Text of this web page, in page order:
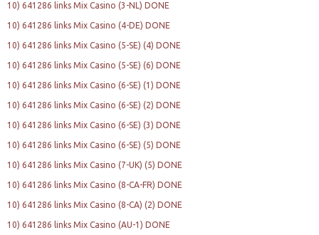
10) 641286 links Mix Casino (3-NL) DONE
10) 641286 links Mix Casino (4-DE) DONE
10) 641286 links Mix Casino (5-SE) (4) DONE
10) 641286 links Mix Casino (5-SE) (6) DONE
10) 641286 links Mix Casino (6-SE) (1) DONE
10) 641286 links Mix Casino (6-SE) (2) DONE
10) 641286 links Mix Casino (6-SE) (3) DONE
10) 641286 links Mix Casino (6-SE) (5) DONE
10) 641286 links Mix Casino (7-UK) (5) DONE
10) 641286 links Mix Casino (8-CA-FR) DONE
10) 641286 links Mix Casino (8-CA) (2) DONE
10) 641286 links Mix Casino (AU-1) DONE